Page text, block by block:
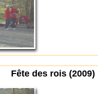
Fête des rois (2009)